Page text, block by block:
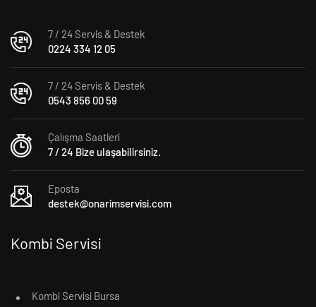
7 / 24 Servis & Destek
0224 334 12 05
7 / 24 Servis & Destek
0543 856 00 59
Çalışma Saatleri
7 / 24 Bize ulaşabilirsiniz.
Eposta
destek@onarimservisi.com
Kombi Servisi
Kombi Servisi Bursa